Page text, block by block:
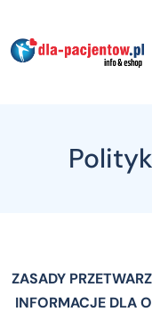
ZASADY
INFORMACJE DLA